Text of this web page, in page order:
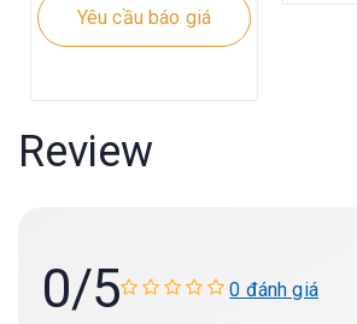
Yêu cầu báo giá
Review
0/5 0 đánh giá